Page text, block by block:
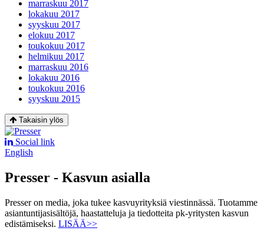
marraskuu 2017
lokakuu 2017
syyskuu 2017
elokuu 2017
toukokuu 2017
helmikuu 2017
marraskuu 2016
lokakuu 2016
toukokuu 2016
syyskuu 2015
Takaisin ylös
Social link
English
Presser - Kasvun asialla
Presser on media, joka tukee kasvuyrityksiä viestinnässä. Tuotamme
asiantuntijasisältöjä, haastatteluja ja tiedotteita pk-yritysten kasvun
edistämiseksi. LISÄÄ>>